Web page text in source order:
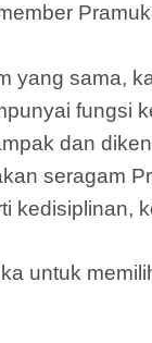
yang sama,
fungsi
dan
seragam
kedisiplinan,
untuk